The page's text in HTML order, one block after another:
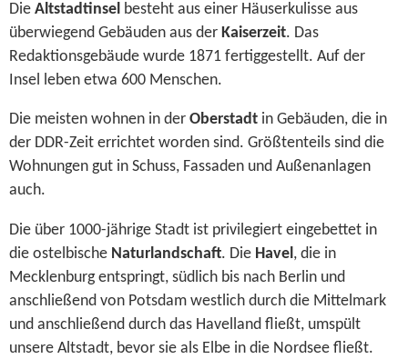
Die Altstadtinsel besteht aus einer Häuserkulisse aus
überwiegend Gebäuden aus der Kaiserzeit. Das
Redaktionsgebäude wurde 1871 fertiggestellt. Auf der
Insel leben etwa 600 Menschen.
Die meisten wohnen in der Oberstadt in Gebäuden, die in
der DDR-Zeit errichtet worden sind. Größtenteils sind die
Wohnungen gut in Schuss, Fassaden und Außenanlagen
auch.
Die über 1000-jährige Stadt ist privilegiert eingebettet in
die ostelbische Naturlandschaft. Die Havel , die in
Mecklenburg entspringt, südlich bis nach Berlin und
anschließend von Potsdam westlich durch die Mittelmark
und anschließend durch das Havelland fließt, umspült
unsere Altstadt, bevor sie als Elbe in die Nordsee fließt.